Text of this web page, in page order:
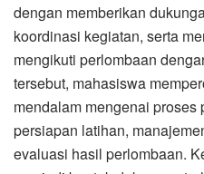
dengan memberikan
koordinasi kegiatan, serta
mengikuti perlombaan
tersebut, mahasiswa
mendalam mengenai
persiapan latihan,
evaluasi hasil perlombaan.